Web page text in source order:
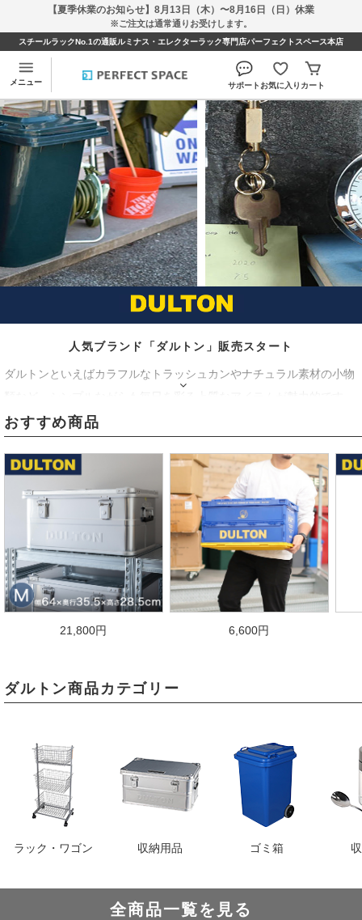
【夏季休業のお知らせ】8月13日（木）〜8月16日（日）休業
※ご注文は通常通りお受けします。
スチールラックNo.1の通販ルミナス・エレクターラック専門店パーフェクトスペース本店
メニュー サポートお気に入り カート
トップページ